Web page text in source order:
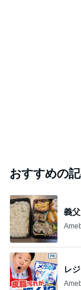
おすすめの
義
レ